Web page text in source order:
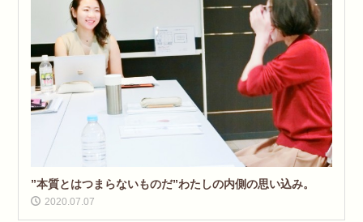
”本質とはつまらないものだ”わたしの内側の思い込み。
2020.07.07